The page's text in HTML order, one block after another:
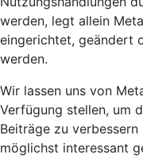
werden, legt allein
eingerichtet, geändert
werden.
Wir lassen uns von
Verfügung stellen, um
Beiträge zu
möglichst interessant